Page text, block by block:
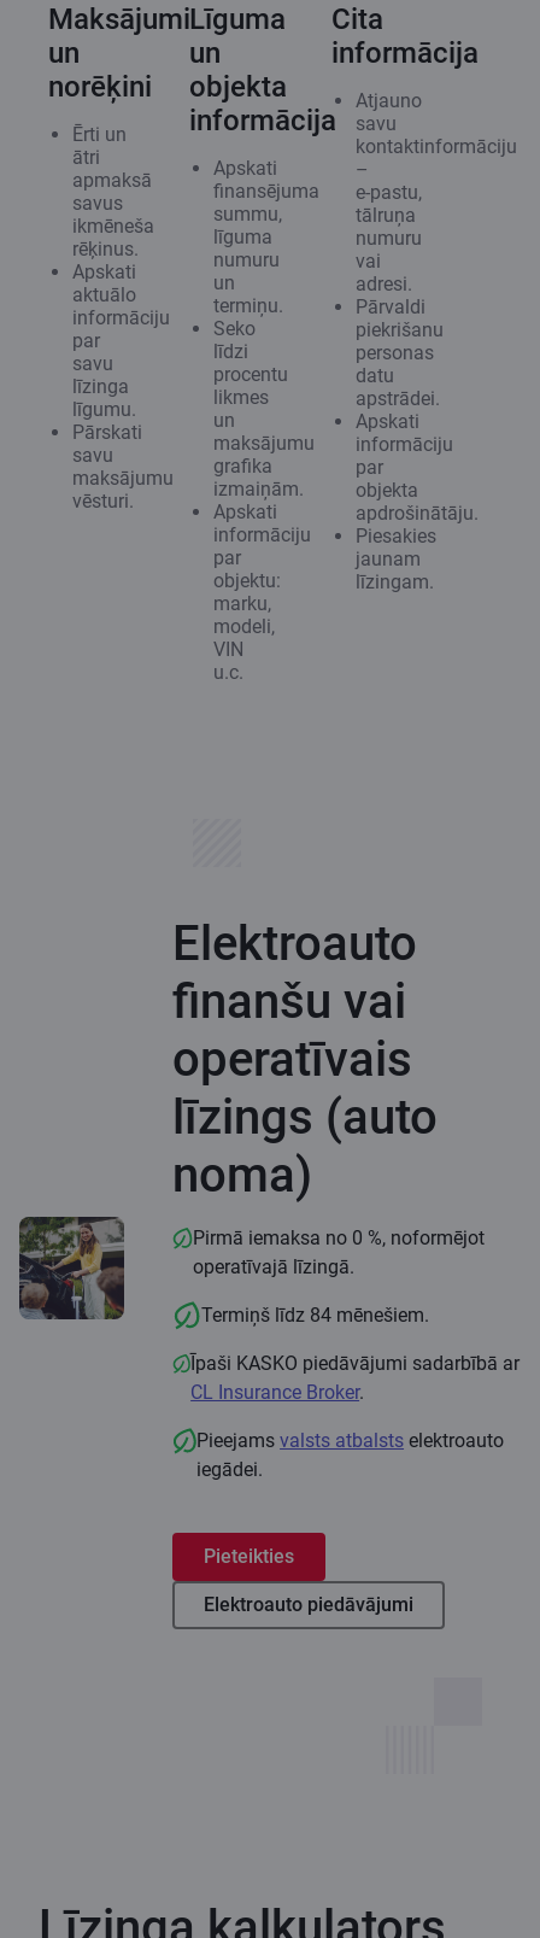
Maksājumi
un
norēķini
Ērti un
ātri
apmaksā
savus
ikmēneša
rēķinus.
Apskati
aktuālo
informāciju
par
savu
līzinga
līgumu.
Pārskati
savu
maksājumu
vēsturi.
Līguma
un
objekta
informācija
Apskati
finansējuma
summu,
līguma
numuru
un
termiņu.
Seko
līdzi
procentu
likmes
un
maksājumu
grafika
izmaiņām.
Apskati
informāciju
par
objektu:
marku,
modeli,
VIN
u.c.
Cita
informācija
Atjauno
savu
kontaktinformāciju
–
e‑pastu,
tālruņa
numuru
vai
adresi.
Pārvaldi
piekrišanu
personas
datu
apstrādei.
Apskati
informāciju
par
objekta
apdrošinātāju.
Piesakies
jaunam
līzingam.
Elektroauto
finanšu vai
operatīvais
līzings (auto
noma)
Pirmā iemaksa no 0 %, noformējot
operatīvajā līzingā.
Termiņš līdz 84 mēnešiem.
Īpaši KASKO piedāvājumi sadarbībā ar
CL Insurance Broker.
Pieejamsvalsts atbalsts elektroauto
iegādei.
Pieteikties
Elektroauto piedāvājumi